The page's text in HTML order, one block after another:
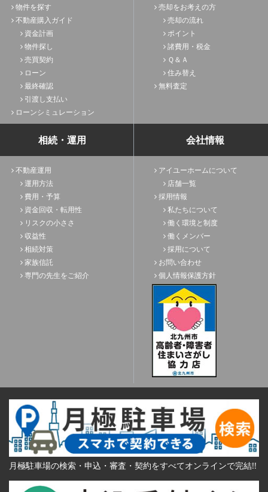
物件を探す
不動産購入ガイド
資金計画
物件探し
売買契約
ローン
最終確認
引渡し支払い
ローンシミュレーション
売却をお考えの方
売却の流れ
ポイント
諸費用・税金
Ｑ＆Ａ
住み替え
無料査定
相続・運用
不動産運用
運用方法
費用・予算
資金回収・転用性
リスクの小ささ
収益性
相続対策
家族信託
専門の先生をご紹介
会社情報
アイユーホームについて
店舗一覧
採用情報
私たちについて
働く環境と制度
働くメンバー
採用について
お問い合わせ
個人情報保護方針
月極駐車場の検索・申込・審査・契約をすべてオンラインで完結!!